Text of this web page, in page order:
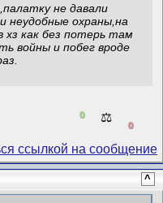
не давали
неудобные охраны,на
хз как без потерь там
войны и побег вроде
0 ⚖️
0
^